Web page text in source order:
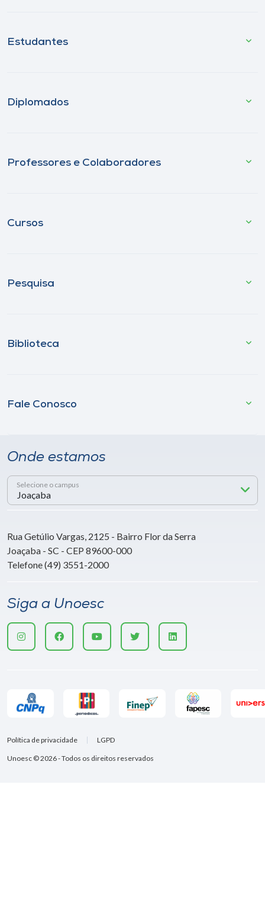
Estudantes
Diplomados
Professores e Colaboradores
Cursos
Pesquisa
Biblioteca
Fale Conosco
Onde estamos
Selecione o campus
Rua Getúlio Vargas, 2125 - Bairro Flor da Serra
Joaçaba - SC - CEP 89600-000
Telefone (49) 3551-2000
Siga a Unoesc
Unoesc © 2026 - Todos os direitos reservados
Política de privacidade LGPD